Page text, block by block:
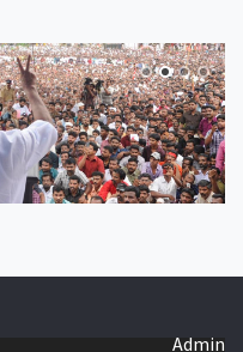
Admin